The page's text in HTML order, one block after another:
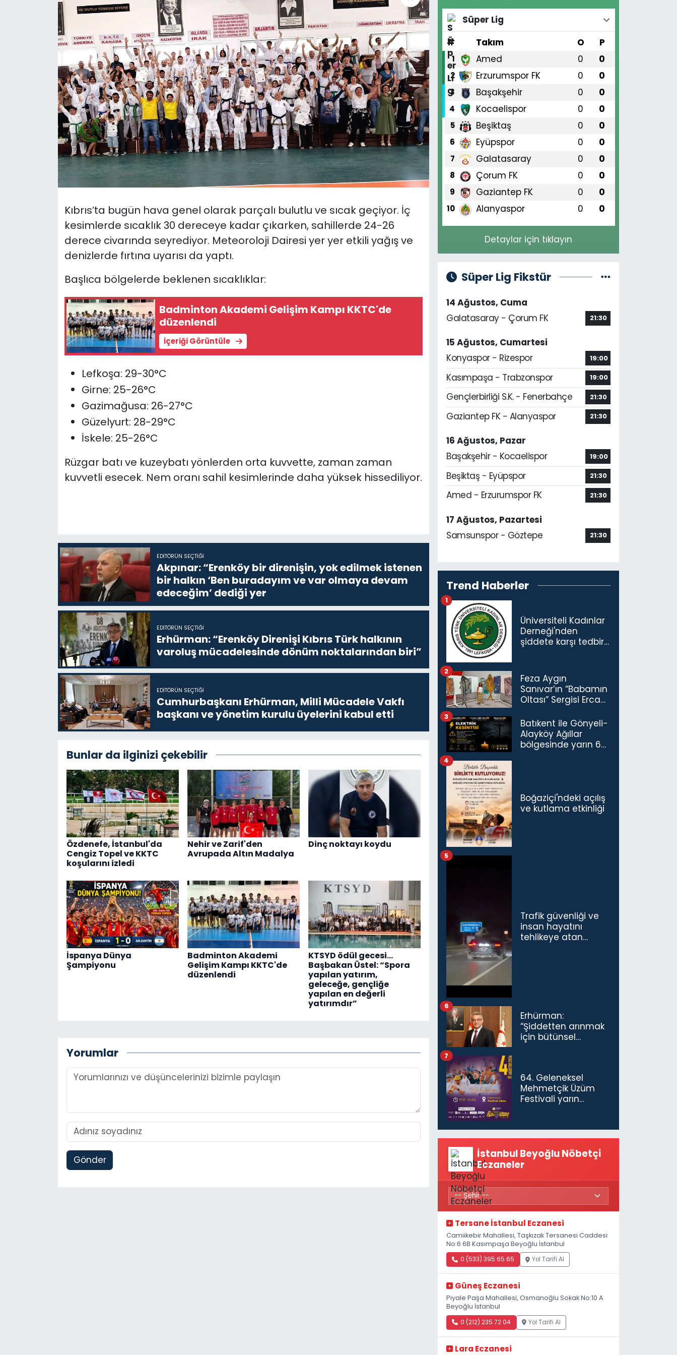
Kıbrıs’ta bugün hava genel olarak parçalı bulutlu ve sıcak geçiyor. İç
kesimlerde sıcaklık 30 dereceye kadar çıkarken, sahillerde 24-26
derece civarında seyrediyor. Meteoroloji Dairesi yer yer etkili yağış ve
denizlerde fırtına uyarısı da yaptı.
Başlıca bölgelerde beklenen sıcaklıklar:
Badminton Akademi Gelişim Kampı KKTC'de
düzenlendi
İçeriği Görüntüle
Lefkoşa: 29-30°C
Girne: 25-26°C
Gazimağusa: 26-27°C
Güzelyurt: 28-29°C
İskele: 25-26°C
Rüzgar batı ve kuzeybatı yönlerden orta kuvvette, zaman zaman
kuvvetli esecek. Nem oranı sahil kesimlerinde daha yüksek hissediliyor.
EDITÖRÜN SEÇTIĞI
Akpınar: “Erenköy bir direnişin, yok edilmek istenen
bir halkın ‘Ben buradayım ve var olmaya devam
edeceğim’ dediği yer
EDITÖRÜN SEÇTIĞI
Erhürman: “Erenköy Direnişi Kıbrıs Türk halkının
varoluş mücadelesinde dönüm noktalarından biri”
EDITÖRÜN SEÇTIĞI
Cumhurbaşkanı Erhürman, Milli Mücadele Vakfı
başkanı ve yönetim kurulu üyelerini kabul etti
Bunlar da ilginizi çekebilir
Özdenefe, İstanbul'da
Cengiz Topel ve KKTC
koşularını izledi
Nehir ve Zarif'den
Avrupada Altın Madalya
Dinç noktayı koydu
İspanya Dünya
Şampiyonu
Badminton Akademi
Gelişim Kampı KKTC'de
düzenlendi
KTSYD ödül gecesi...
Başbakan Üstel: “Spora
yapılan yatırım,
geleceğe, gençliğe
yapılan en değerli
yatırımdır”
Yorumlar
Gönder
Süper Lig
#
Takım O P
1 Amed 0 0
2 Erzurumspor FK 0 0
3 Başakşehir 0 0
4 Kocaelispor 0 0
5 Beşiktaş 0 0
6 Eyüpspor 0 0
7 Galatasaray 0 0
8 Çorum FK 0 0
9 Gaziantep FK 0 0
10 Alanyaspor 0 0
Detaylar için tıklayın
Süper Lig Fikstür
14 Ağustos, Cuma
Galatasaray - Çorum FK
21:30
15 Ağustos, Cumartesi
Konyaspor - Rizespor
19:00
Kasımpaşa - Trabzonspor 19:00
Gençlerbirliği S.K. - Fenerbahçe 21:30
Gaziantep FK - Alanyaspor 21:30
16 Ağustos, Pazar
Başakşehir - Kocaelispor
19:00
Beşiktaş - Eyüpspor 21:30
Amed - Erzurumspor FK 21:30
17 Ağustos, Pazartesi
Samsunspor - Göztepe
21:30
Trend Haberler
Üniversiteli Kadınlar
Derneği'nden
şiddete karşı tedbir
1
Feza Aygın
Sanıvar’ın “Babamın
Oltası” Sergisi Ercan
Açıldı
2
Batıkent ile Gönyeli-
Alayköy Ağıllar
bölgesinde yarın 6
3
Boğaziçi'ndeki açılış
ve kutlama etkinliği
4
Trafik güvenliği ve
insan hayatını
tehlikeye atan
5
Erhürman:
“Şiddetten arınmak
için bütünsel
6
64. Geleneksel
Mehmetçik Üzüm
Festivali yarın
7
İstanbul Beyoğlu Nöbetçi
Eczaneler
Tersane İstanbul Eczanesi
Camiikebir Mahallesi, Taşkızak Tersanesi Caddesi
No:6 6B Kasımpaşa Beyoğlu İstanbul
0 (533) 395 65 65 Yol Tarifi Al
Güneş Eczanesi
Piyale Paşa Mahallesi, Osmanoğlu Sokak No:10 A
Beyoğlu İstanbul
0 (212) 235 72 04 Yol Tarifi Al
Lara Eczanesi
Gündem
KKTC YEREL SEÇİM 2018
Kültür Sanat
Magazin
Nöbetçi Eczaneler
Teknoloji
Video Galeri